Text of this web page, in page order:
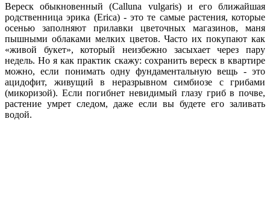
Вереск обыкновенный (Calluna vulgaris) и его ближайшая
родственница эрика (Erica) - это те самые растения, которые
осенью заполняют прилавки цветочных магазинов, маня
пышными облаками мелких цветов. Часто их покупают как
«живой букет», который неизбежно засыхает через пару
недель. Но я как практик скажу: сохранить вереск в квартире
можно, если понимать одну фундаментальную вещь - это
ацидофит, живущий в неразрывном симбиозе с грибами
(микоризой). Если погибнет невидимый глазу гриб в почве,
растение умрет следом, даже если вы будете его заливать
водой.